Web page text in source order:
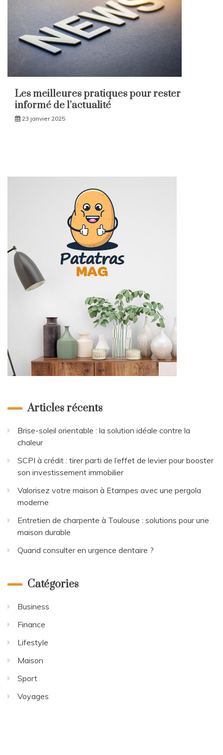
Les meilleures pratiques pour rester
informé de l’actualité
23 janvier 2025
Articles récents
Brise-soleil orientable : la solution idéale contre la
chaleur
SCPI à crédit : tirer parti de l’effet de levier pour booster
son investissement immobilier
Valorisez votre maison à Etampes avec une pergola
moderne
Entretien de charpente à Toulouse : solutions pour une
maison durable
Quand consulter en urgence dentaire ?
Catégories
Business
Finance
Lifestyle
Maison
Sport
Voyages